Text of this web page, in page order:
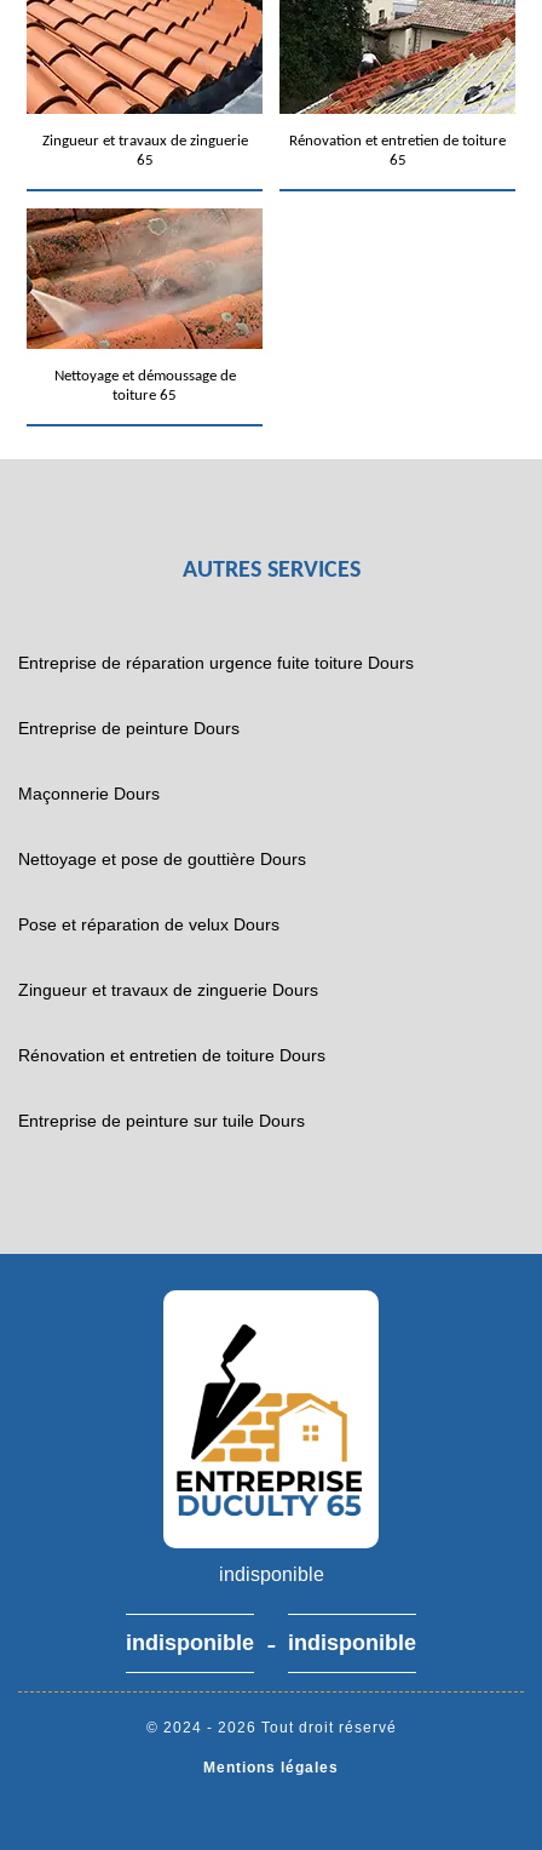
Zingueur et travaux de zinguerie
65
Rénovation et entretien de toiture
65
Nettoyage et démoussage de
toiture 65
AUTRES SERVICES
Entreprise de réparation urgence fuite toiture Dours
Entreprise de peinture Dours
Maçonnerie Dours
Nettoyage et pose de gouttière Dours
Pose et réparation de velux Dours
Zingueur et travaux de zinguerie Dours
Rénovation et entretien de toiture Dours
Entreprise de peinture sur tuile Dours
indisponible
indisponible - indisponible
© 2024 - 2026 Tout droit réservé
Mentions légales